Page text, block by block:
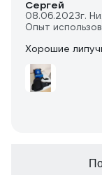
Сергей
08.06.2023г.
Опыт
Хорошие